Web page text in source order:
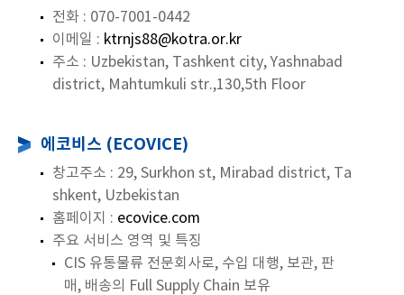
전화 : 070-7001-0442
이메일 : ktrnjs88@kotra.or.kr
주소 : Uzbekistan, Tashkent city, Yashnabad
district, Mahtumkuli str.,130,5th Floor
에코비스 (ECOVICE)
창고주소 : 29, Surkhon st, Mirabad district, Ta
shkent, Uzbekistan
홈페이지 : ecovice.com
주요 서비스 영역 및 특징
CIS 유통물류 전문회사로, 수입 대행, 보관, 판
매, 배송의 Full Supply Chain 보유